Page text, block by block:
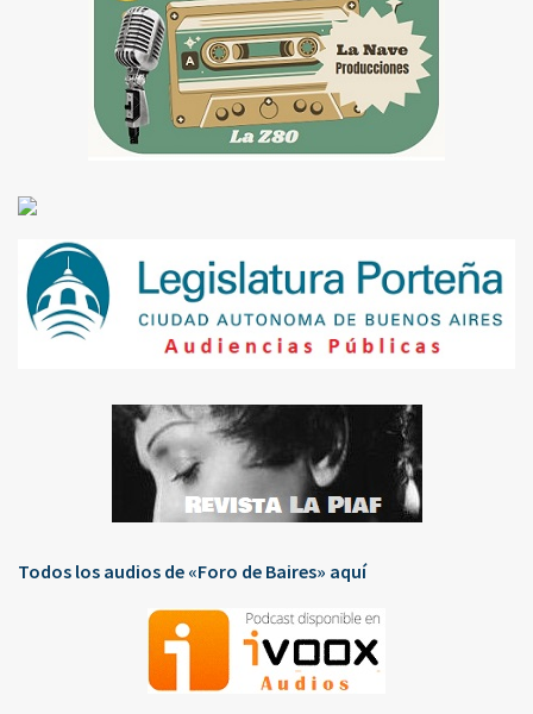
Todos los audios de «Foro de Baires» aquí